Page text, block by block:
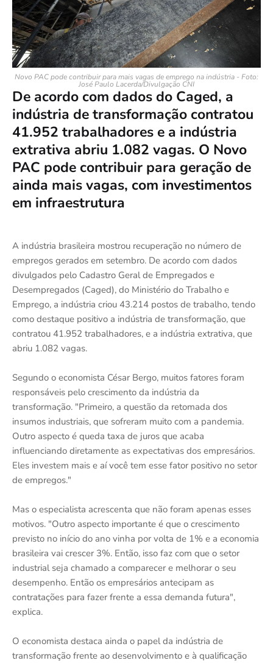
Novo PAC pode contribuir para mais vagas de emprego na indústria - Foto:
José Paulo Lacerda/Divulgação CNI
De acordo com dados do Caged, a
indústria de transformação contratou
41.952 trabalhadores e a indústria
extrativa abriu 1.082 vagas. O Novo
PAC pode contribuir para geração de
ainda mais vagas, com investimentos
em infraestrutura
A indústria brasileira mostrou recuperação no número de
empregos gerados em setembro. De acordo com dados
divulgados pelo Cadastro Geral de Empregados e
Desempregados (Caged), do Ministério do Trabalho e
Emprego, a indústria criou 43.214 postos de trabalho, tendo
como destaque positivo a indústria de transformação, que
contratou 41.952 trabalhadores, e a indústria extrativa, que
abriu 1.082 vagas.
Segundo o economista César Bergo, muitos fatores foram
responsáveis pelo crescimento da indústria da
transformação. "Primeiro, a questão da retomada dos
insumos industriais, que sofreram muito com a pandemia.
Outro aspecto é queda taxa de juros que acaba
influenciando diretamente as expectativas dos empresários.
Eles investem mais e aí você tem esse fator positivo no setor
de empregos."
Mas o especialista acrescenta que não foram apenas esses
motivos. "Outro aspecto importante é que o crescimento
previsto no início do ano vinha por volta de 1% e a economia
brasileira vai crescer 3%. Então, isso faz com que o setor
industrial seja chamado a comparecer e melhorar o seu
desempenho. Então os empresários antecipam as
contratações para fazer frente a essa demanda futura",
explica.
O economista destaca ainda o papel da indústria de
transformação frente ao desenvolvimento e à qualificação